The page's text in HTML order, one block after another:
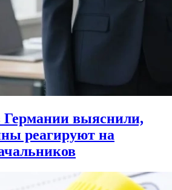
выяснили,
реагируют на